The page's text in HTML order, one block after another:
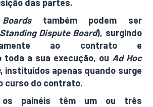
das partes.
também podem ser
Standing Dispute Board), surgindo
ao contrato e
toda a sua execução, ou Ad Hoc
, instituídos apenas quando surge
curso do contrato.
os painéis têm um ou três